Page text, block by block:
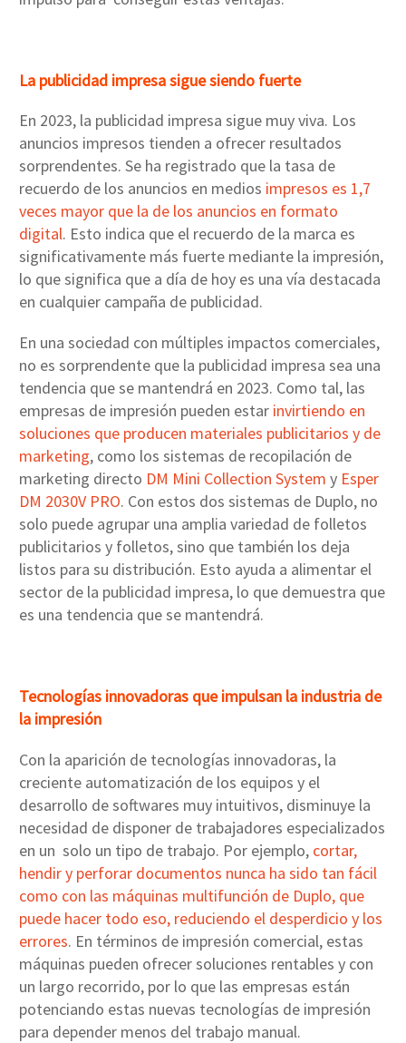
La publicidad impresa sigue siendo fuerte
En 2023, la publicidad impresa sigue muy viva. Los
anuncios impresos tienden a ofrecer resultados
sorprendentes. Se ha registrado que la tasa de
recuerdo de los anuncios en medios impresos es 1,7
veces mayor que la de los anuncios en formato
digital. Esto indica que el recuerdo de la marca es
significativamente más fuerte mediante la impresión,
lo que significa que a día de hoy es una vía destacada
en cualquier campaña de publicidad.
En una sociedad con múltiples impactos comerciales,
no es sorprendente que la publicidad impresa sea una
tendencia que se mantendrá en 2023. Como tal, las
empresas de impresión pueden estar invirtiendo en
soluciones que producen materiales publicitarios y de
marketing, como los sistemas de recopilación de
marketing directo DM Mini Collection System y Esper
DM 2030V PRO. Con estos dos sistemas de Duplo, no
solo puede agrupar una amplia variedad de folletos
publicitarios y folletos, sino que también los deja
listos para su distribución. Esto ayuda a alimentar el
sector de la publicidad impresa, lo que demuestra que
es una tendencia que se mantendrá.
Tecnologías innovadoras que impulsan la industria de
la impresión
Con la aparición de tecnologías innovadoras, la
creciente automatización de los equipos y el
desarrollo de softwares muy intuitivos, disminuye la
necesidad de disponer de trabajadores especializados
en un solo un tipo de trabajo. Por ejemplo, cortar,
hendir y perforar documentos nunca ha sido tan fácil
como con las máquinas multifunción de Duplo, que
puede hacer todo eso, reduciendo el desperdicio y los
errores. En términos de impresión comercial, estas
máquinas pueden ofrecer soluciones rentables y con
un largo recorrido, por lo que las empresas están
potenciando estas nuevas tecnologías de impresión
para depender menos del trabajo manual.